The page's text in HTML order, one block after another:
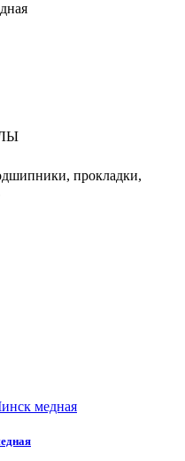
прокладки,